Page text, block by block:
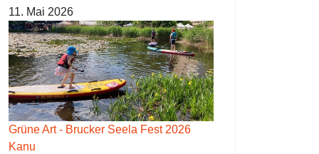
11. Mai 2026
Grüne Art - Brucker Seela Fest 2026
Kanu